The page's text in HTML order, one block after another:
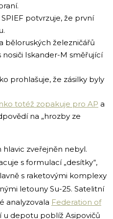
potvrzuje, že první
běloruských železničářů
nosiči Iskander-M směřující
prohlašuje, že zásilky byly
totéž zopakuje pro AP a
na „hrozby ze
zveřejněn nebyl.
s formulací „desítky“,
s raketovými komplexy
letouny Su-25. Satelitní
analyzovala Federation of
u depotu poblíž Asipovičů